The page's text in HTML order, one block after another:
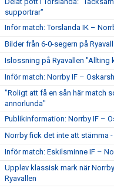
supportrar"
Inför match: Torslanda IK –
Bilder från 6-0-segern på
Islossning på Ryavallen "Allting
Inför match: Norrby IF –
"Roligt att få en sån här match
annorlunda"
Publikinformation: Norrby IF –
Norrby fick det inte att stämma
Inför match: Eskilsminne IF –
Upplev klassisk mark när
Ryavallen